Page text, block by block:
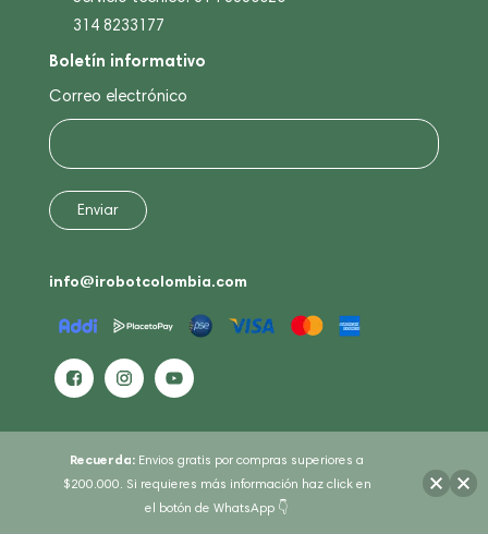
314 8233177
Boletín informativo
Correo electrónico
info@irobotcolombia.com
Recuerda: Envios gratis por compras superiores a
$200.000. Si requieres más información haz click en
el botón de WhatsApp 👇